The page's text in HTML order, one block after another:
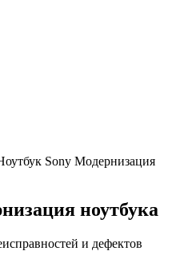
Sony Модернизация
ноутбука
и дефектов